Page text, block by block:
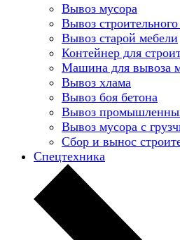
Вывоз мусора
Вывоз
Вывоз старой мебели
Контейнер для
Машина для вывоза
Вывоз хлама
Вывоз боя бетона
Вывоз
Вывоз мусора с
Сбор и вынос
Спецтехника